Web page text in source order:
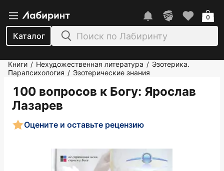
Каталог
0
Книги / Нехудожественная литература / Эзотерика.
Парапсихология / Эзотерические знания
100 вопросов к Богу: Ярослав
Лазарев
Оцените и оставьте рецензию